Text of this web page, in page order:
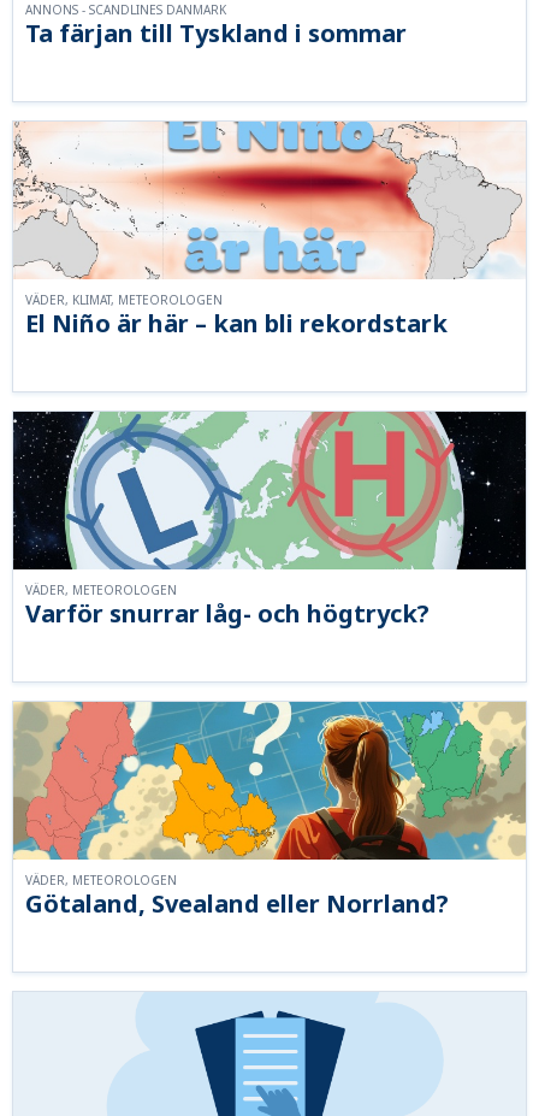
Ta färjan till Tyskland i sommar
ANNONS - SCANDLINES DANMARK
El Niño är här – kan bli rekordstark
VÄDER, KLIMAT, METEOROLOGEN
Varför snurrar låg- och högtryck?
VÄDER, METEOROLOGEN
Götaland, Svealand eller Norrland?
VÄDER, METEOROLOGEN